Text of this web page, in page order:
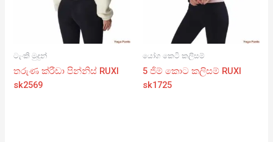
ටැංකි මුදුන්
තරුණ ක්රීඩා පින්නිස් RUXI
sk2569
යෝග කෙටි කලිසම්
5 ජිම් කොට කලිසම් RUXI
sk1725